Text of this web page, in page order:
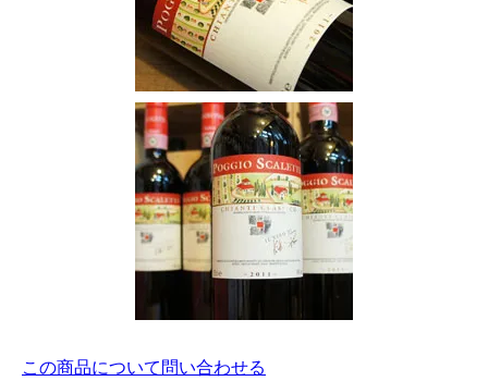
この商品について問い合わせる